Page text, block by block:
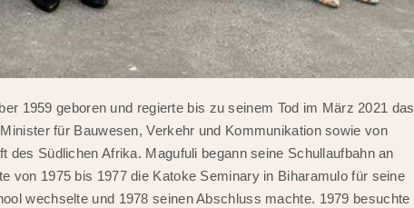
1959 geboren und regierte bis zu seinem Tod im März 2021 das
für Bauwesen, Verkehr und Kommunikation sowie von
Südlichen Afrika. Magufuli begann seine Schullaufbahn an
von 1975 bis 1977 die Katoke Seminary in Biharamulo für seine
wechselte und 1978 seinen Abschluss machte. 1979 besuchte